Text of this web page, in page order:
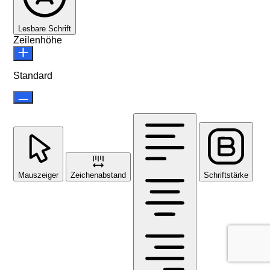
Lesbare Schrift
Zeilenhöhe
Standard
Mauszeiger Zeichenabstand Schriftstärke